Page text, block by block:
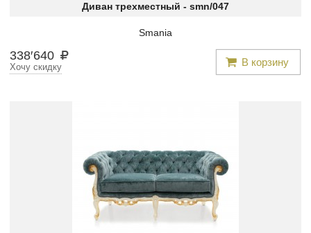
Диван трехместный - smn/047
Smania
338′640 В корзину
Хочу скидку